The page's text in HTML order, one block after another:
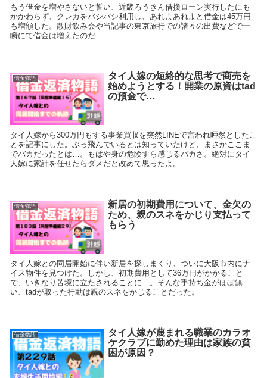
もう借金を増やさないと誓い、近畿ろうきん借換ローン実行したにも
かかわらず、クレカをバシバシ利用し、あれよあれよと借金は45万円
も増額した。散財飲み会や当記事の東京旅行での諸々の出費などで一
瞬にて借金は増えたのだ…
借金物語
タイ人嫁の短絡的な思考で商売を
始めようとする！開業の原資はtad
の預金で…
タイ人嫁から300万円もする事業買収を突然LINEで言われ唖然としたこ
とを記事にした。ぶっ飛んでいるとは知っていたけど、まさかここま
でバカだったとは…。もはや身の危険すら感じるバカさ。絶対にタイ
人嫁に家計を任せたらダメだと改めて思ったよ。
借金物語
新居の初期費用について、金欠の
ため、親のスネをかじり支払って
もらう
タイ人嫁との同居開始に伴い新居を探しまくり、ついに大阪市内にナ
イス物件を見つけた。しかし、初期費用として36万円がかかること
で、いきなり苦境に立たされることに…。そんな手持ち金がほぼ無
い、tadが取った行動は親のスネをかじることだった。
借金物語
タイ人嫁が蔑まれる職業のカラオ
ケクラブに勤めた理由は家族の貧
困が原因？